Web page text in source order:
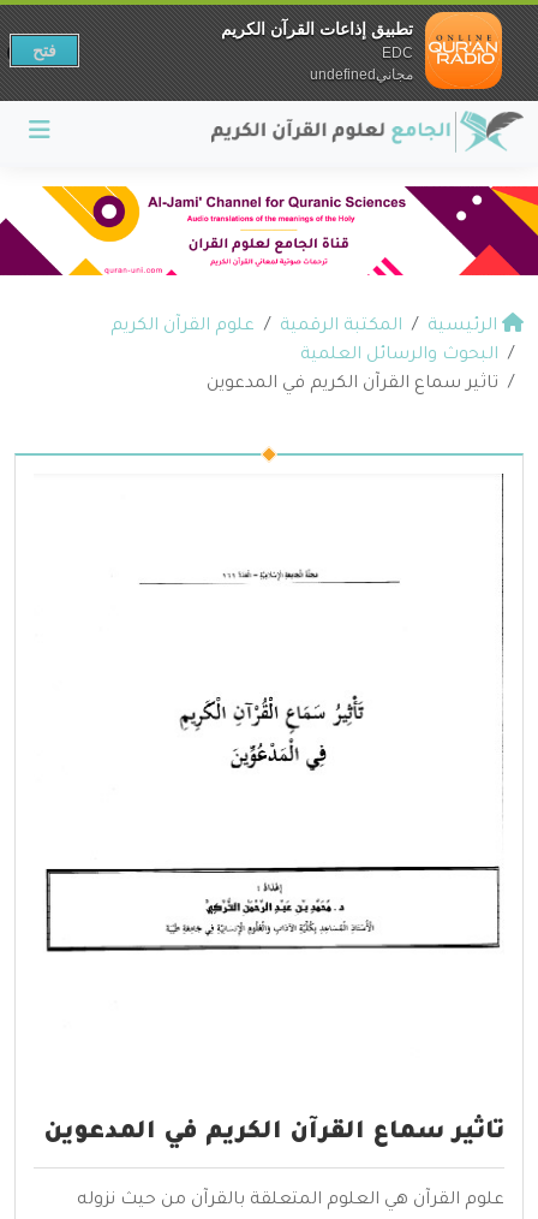
الرئيسية المكتبة الرقمية
علوم القرآن الكريم
البحوث والرسائل العلمية
تاثير سماع القرآن الكريم في المدعوين
تاثير سماع القرآن الكريم في المدعوين
علوم القرآن هي العلوم المتعلقة بالقرآن من حيث نزوله
تطبيق إذاعات القرآن الكريم
EDC
مجانيundefined
فتح